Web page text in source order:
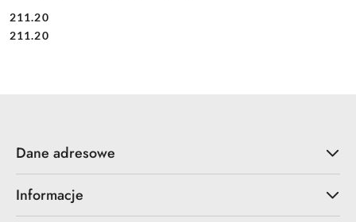
Cena:
211.20
Cena:
211.20
Dane adresowe
Informacje